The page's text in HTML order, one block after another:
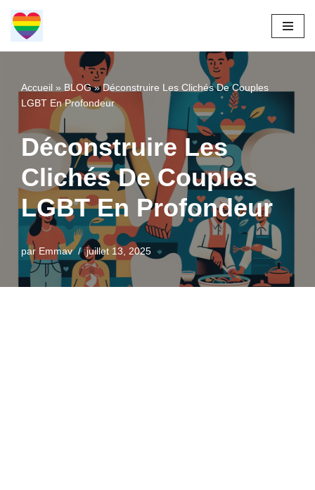
Aller
au
Accueil » BLOG»Déconstruire Les Clichés De Couples
LGBT En Profondeur
Déconstruire Les
Clichés De Couples
LGBT En Profondeur
par Emmav juillet 13, 2025